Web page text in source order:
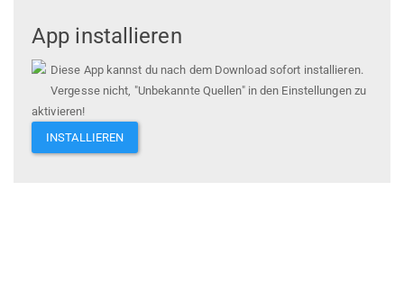
App installieren
Diese App kannst du nach dem Download sofort installieren.
Vergesse nicht, "Unbekannte Quellen" in den Einstellungen zu
aktivieren!
INSTALLIEREN